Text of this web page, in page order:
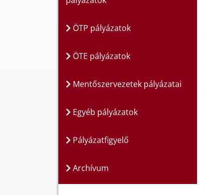
ÖTP pályázatok
ÖTE pályázatok
Mentőszervezetek pályázatai
Egyéb pályázatok
Pályázatfigyelő
Archívum